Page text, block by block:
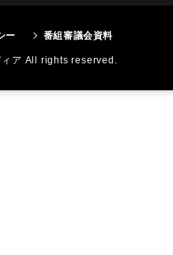
ー 番組審議会資料
ア All rights reserved.